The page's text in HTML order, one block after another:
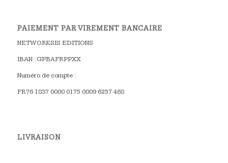
PAIEMENT PAR VIREMENT BANCAIRE
NETWORKSIS EDITIONS
IBAN : GPBAFRPPXX
Numéro de compte :
FR76 1837 0000 0175 0009 6257 468
LIVRAISON